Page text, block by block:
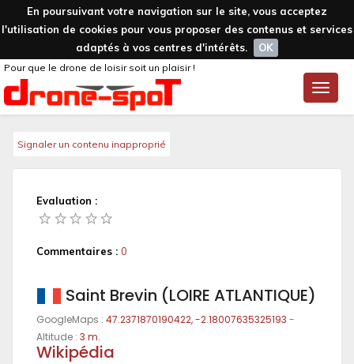
En poursuivant votre navigation sur le site, vous acceptez
l'utilisation de cookies pour vous proposer des contenus et services
adaptés à vos centres d'intérêts.
OK
Toggle
Pour que le drone de loisir soit un plaisir !
Signaler un contenu inapproprié
Evaluation :
Commentaires : 0
Saint Brevin (LOIRE ATLANTIQUE)
GoogleMaps : 47.2371870190422, -2.18007635325193 -
Altitude : 3 m.
Wikipédia